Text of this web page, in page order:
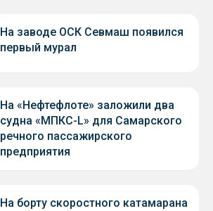
На заводе ОСК Севмаш появился
первый мурал
На «Нефтефлоте» заложили два
судна «МПКС-L» для Самарского
речного пассажирского
предприятия
На борту скоростного катамарана